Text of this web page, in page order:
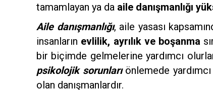
tamamlayan ya da aile danışmanlığı
Aile danışmanlığı, aile yasası
insanların evlilik, ayrılık ve boşanma
bir biçimde gelmelerine yardımcı
psikolojik sorunlarıönlemede
olan danışmanlardır.